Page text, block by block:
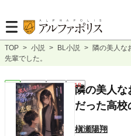
TOP > 小説 > BL小説 > 隣の美人な
先輩でした。
BL 連載中 長編 R18
隣の美人な
だった高校
槇瀬陽翔